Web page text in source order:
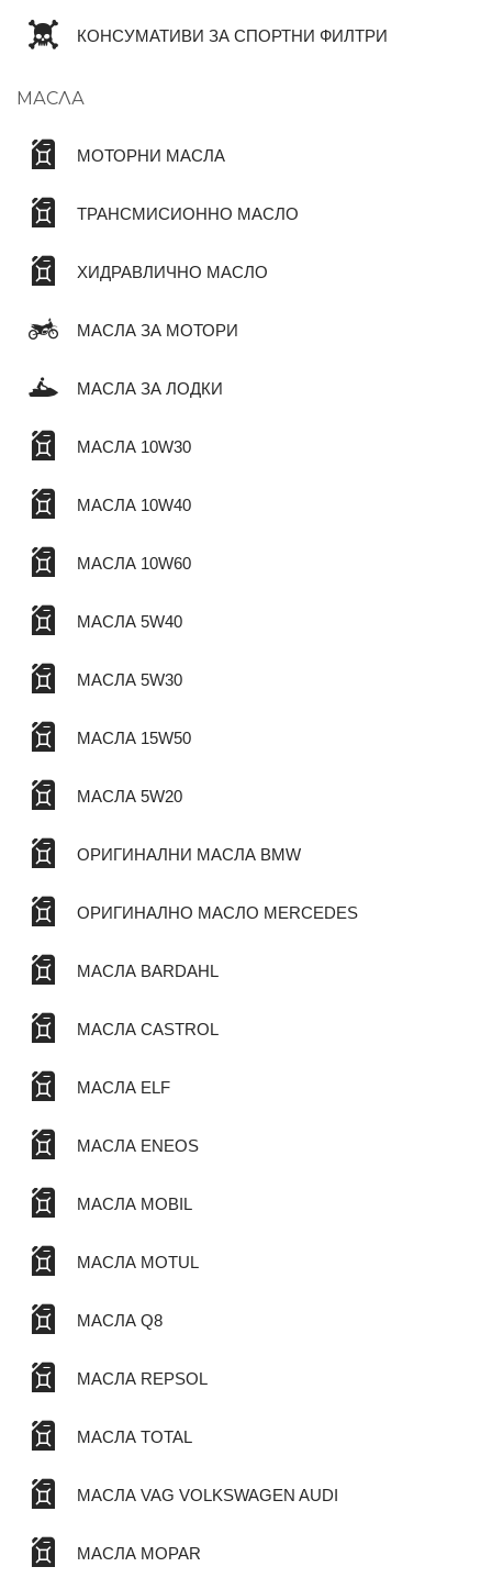
КОНСУМАТИВИ ЗА СПОРТНИ ФИЛТРИ
МАСЛА
МОТОРНИ МАСЛА
ТРАНСМИСИОННО МАСЛО
ХИДРАВЛИЧНО МАСЛО
МАСЛА ЗА МОТОРИ
МАСЛА ЗА ЛОДКИ
МАСЛА 10W30
МАСЛА 10W40
МАСЛА 10W60
МАСЛА 5W40
МАСЛА 5W30
МАСЛА 15W50
МАСЛА 5W20
ОРИГИНАЛНИ МАСЛА BMW
ОРИГИНАЛНО МАСЛО MERCEDES
МАСЛА BARDAHL
МАСЛА CASTROL
МАСЛА ELF
МАСЛА ENEOS
МАСЛА MOBIL
МАСЛА MOTUL
МАСЛА Q8
МАСЛА REPSOL
МАСЛА TOTAL
МАСЛА VAG VOLKSWAGEN AUDI
МАСЛА MOPAR